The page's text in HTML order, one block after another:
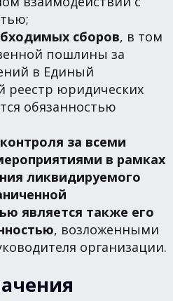
сборов, в том
пошлины за
в Единый
реестр юридических
обязанностью
за всеми
в рамках
ликвидируемого
является также его
, возложенными
организации.